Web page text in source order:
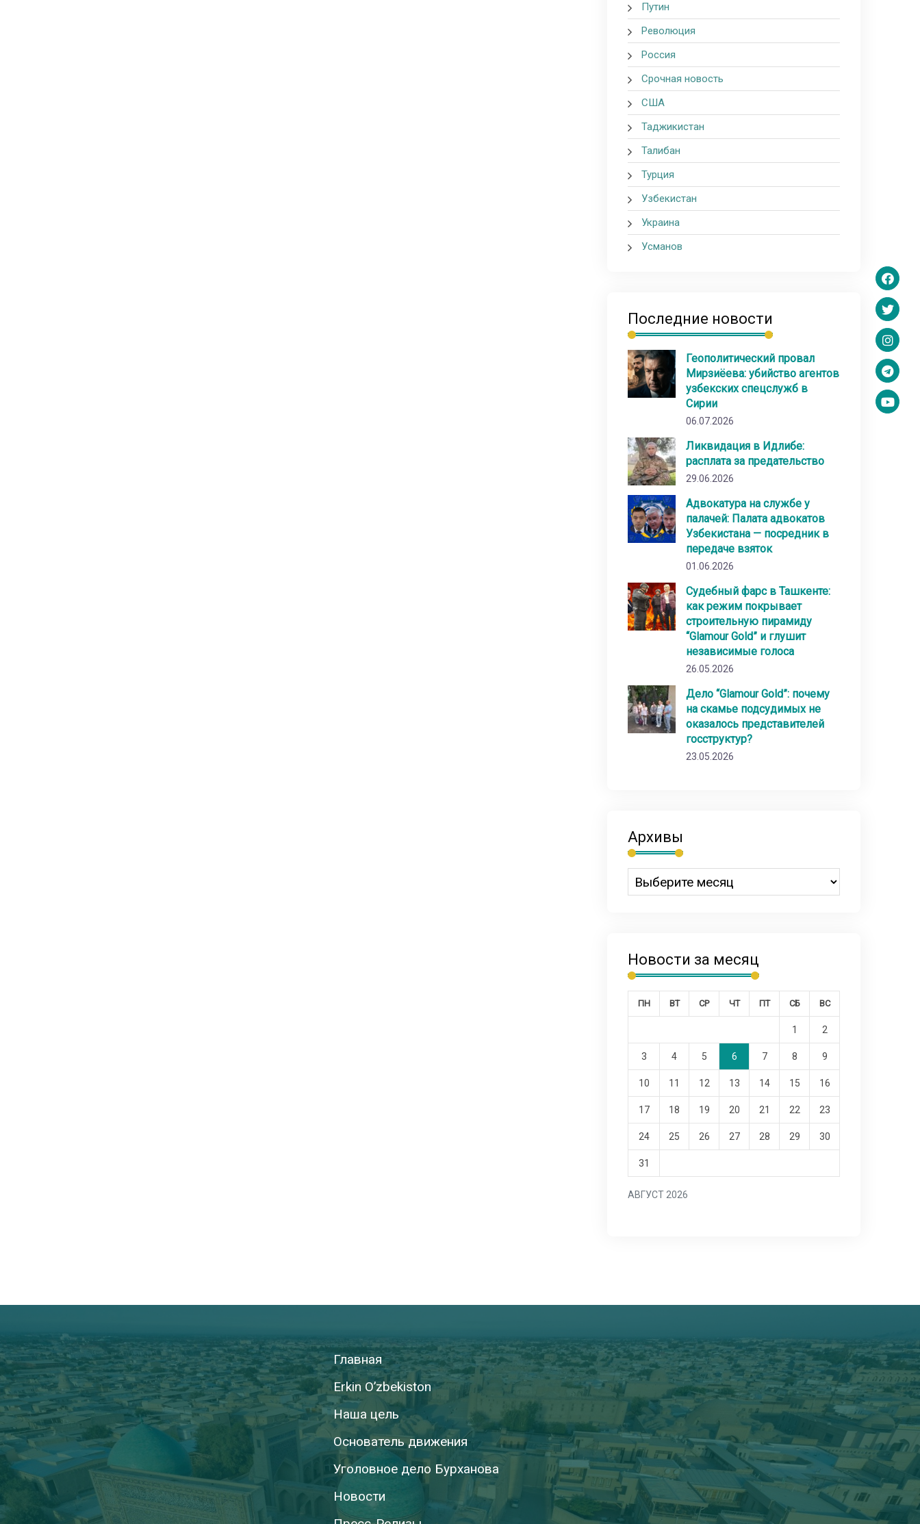
Путин
Революция
Россия
Срочная новость
США
Таджикистан
Талибан
Турция
Узбекистан
Украина
Усманов
Последние новости
Геополитический провал
Мирзиёева: убийство агентов
узбекских спецслужб в
Сирии
06.07.2026
Ликвидация в Идлибе:
расплата за предательство
29.06.2026
Адвокатура на службе у
палачей: Палата адвокатов
Узбекистана — посредник в
передаче взяток
01.06.2026
Судебный фарс в Ташкенте:
как режим покрывает
строительную пирамиду
“Glamour Gold” и глушит
независимые голоса
26.05.2026
Дело “Glamour Gold”: почему
на скамье подсудимых не
оказалось представителей
госструктур?
23.05.2026
Архивы
Новости за месяц
АВГУСТ 2026
ПН ВТ СР ЧТ ПТ СБ ВС
1 2
3 4 5 6 7 8 9
10 11 12 13 14 15 16
17 18 19 20 21 22 23
24 25 26 27 28 29 30
31
Главная
Erkin O’zbekiston
Наша цель
Основатель движения
Уголовное дело Бурханова
Новости